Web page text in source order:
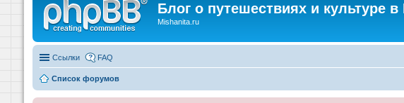
Блог о путешествиях и культуре в
Mishanita.ru
Ссылки FAQ
Список форумов